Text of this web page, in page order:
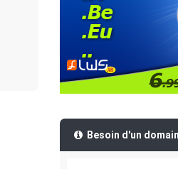
Besoin d'un